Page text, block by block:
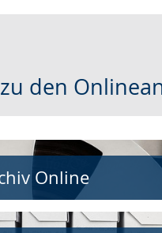
den
Online